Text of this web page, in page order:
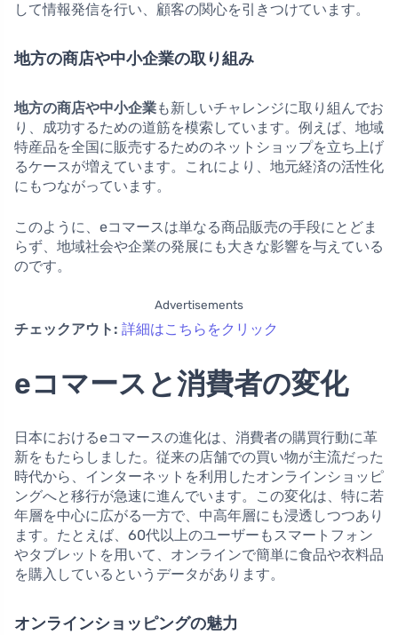
して情報発信を行い、顧客の関心を引きつけています。
地方の商店や中小企業の取り組み
地方の商店や中小企業も新しいチャレンジに取り組んでお
り、成功するための道筋を模索しています。例えば、地域
特産品を全国に販売するためのネットショップを立ち上げ
るケースが増えています。これにより、地元経済の活性化
にもつながっています。
このように、eコマースは単なる商品販売の手段にとどま
らず、地域社会や企業の発展にも大きな影響を与えている
のです。
Advertisements
チェックアウト: 詳細はこちらをクリック
eコマースと消費者の変化
日本におけるeコマースの進化は、消費者の購買行動に革
新をもたらしました。従来の店舗での買い物が主流だった
時代から、インターネットを利用したオンラインショッピ
ングへと移行が急速に進んでいます。この変化は、特に若
年層を中心に広がる一方で、中高年層にも浸透しつつあり
ます。たとえば、60代以上のユーザーもスマートフォン
やタブレットを用いて、オンラインで簡単に食品や衣料品
を購入しているというデータがあります。
オンラインショッピングの魅力